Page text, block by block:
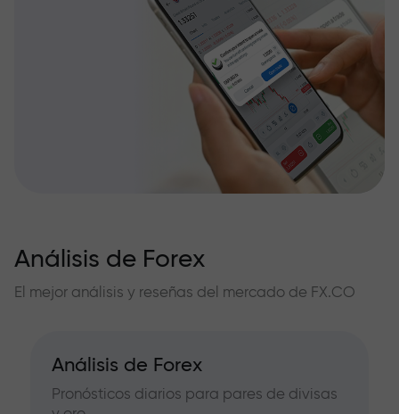
Análisis de Forex
El mejor análisis y reseñas del mercado de FX.CO
Análisis de Forex
Pronósticos diarios para pares de divisas